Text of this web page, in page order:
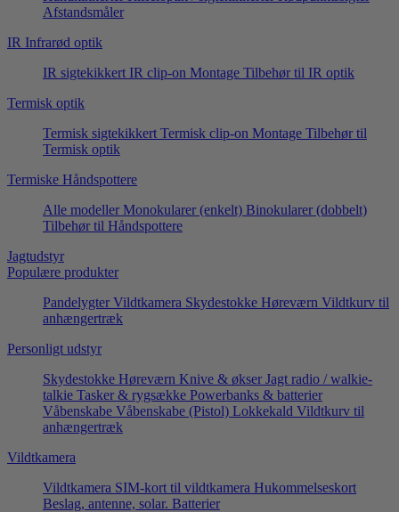
Afstandsmåler
IR Infrarød optik
IR sigtekikkert IR clip-on Montage Tilbehør til IR optik
Termisk optik
Termisk sigtekikkert Termisk clip-on Montage Tilbehør til
Termisk optik
Termiske Håndspottere
Alle modeller Monokularer (enkelt) Binokularer (dobbelt)
Tilbehør til Håndspottere
Jagtudstyr
Populære produkter
Pandelygter Vildtkamera Skydestokke Høreværn Vildtkurv til
anhængertræk
Personligt udstyr
Skydestokke Høreværn Knive & økser Jagt radio / walkie-
talkie Tasker & rygsække Powerbanks & batterier
Våbenskabe Våbenskabe (Pistol) Lokkekald Vildtkurv til
anhængertræk
Vildtkamera
Vildtkamera SIM-kort til vildtkamera Hukommelseskort
Beslag, antenne, solar. Batterier